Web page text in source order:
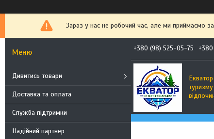
Зараз у нас не робочий час, але ми приймаємо
Дивитись товари
Доставка та оплата
Служба підтримки
Надійний партнер
+380 (98) 525-05-75